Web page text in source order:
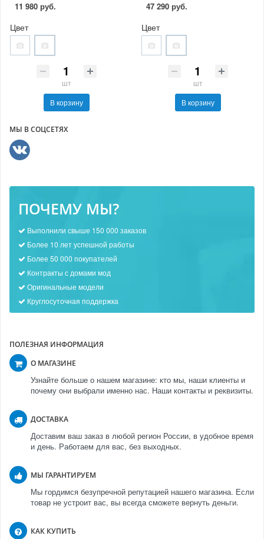
11 980 руб.
Цвет
шт
В корзину
47 290 руб.
Цвет
шт
В корзину
МЫ В СОЦСЕТЯХ
ПОЧЕМУ МЫ?
Выполнили свыше 150 000 заказов
Более 10 лет успешной работы
Более 50 000 покупателей
Контракты с домами мод
Оригинальные модели
Круглосуточная поддержка
ПОЛЕЗНАЯ ИНФОРМАЦИЯ
О МАГАЗИНЕ
Узнайте больше о нашем магазине: кто мы, наши клиенты и
почему они выбрали именно нас. Наши контакты и реквизиты.
ДОСТАВКА
Доставим ваш заказ в любой регион России, в удобное время
и день. Работаем для вас, без выходных.
МЫ ГАРАНТИРУЕМ
Мы гордимся безупречной репутацией нашего магазина. Если
товар не устроит вас, вы всегда сможете вернуть деньги.
КАК КУПИТЬ